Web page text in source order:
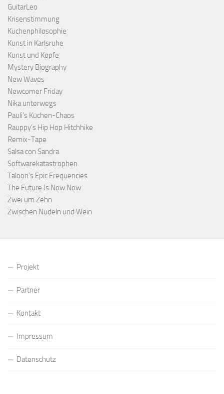
GuitarLeo
Krisenstimmung
Küchenphilosophie
Kunst in Karlsruhe
Kunst und Köpfe
Mystery Biography
New Waves
Newcomer Friday
Nika unterwegs
Pauli's Küchen-Chaos
Rauppy’s Hip Hop Hitchhike
Remix-Tape
Salsa con Sandra
Softwarekatastrophen
Taloon’s Epic Frequencies
The Future Is Now Now
Zwei um Zehn
Zwischen Nudeln und Wein
Projekt
Partner
Kontakt
Impressum
Datenschutz